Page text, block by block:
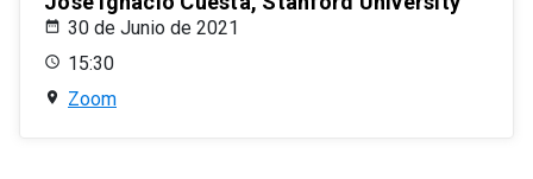
30 de Junio de 2021
15:30
Zoom